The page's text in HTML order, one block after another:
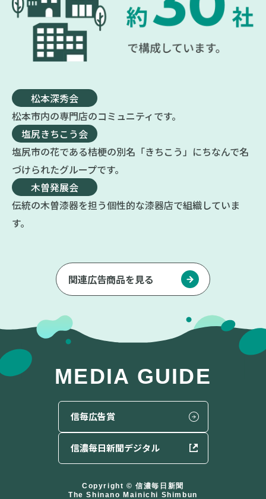
松本深秀会
松本市内の専門店のコミュニティです。
塩尻きちこう会
塩尻市の花である桔梗の別名「きちこう」にちなんで名
づけられたグループです。
木曽発展会
伝統の木曽漆器を担う個性的な漆器店で組織していま
す。
関連広告商品を見る
MEDIA GUIDE
信毎広告賞
信濃毎日新聞デジタル
Copyright © 信濃毎日新聞
The Shinano Mainichi Shimbun